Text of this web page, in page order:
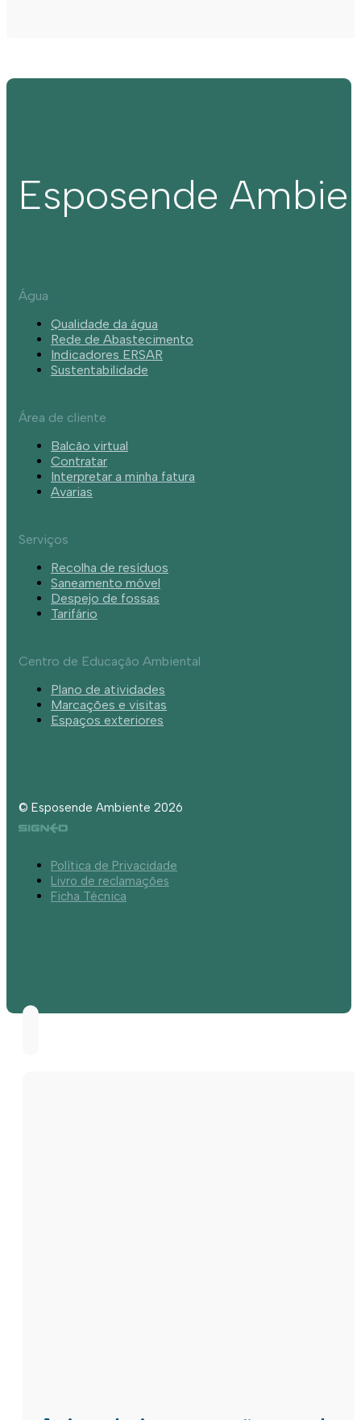
Esposende
Água
Qualidade da água
Rede de Abastecimento
Indicadores ERSAR
Sustentabilidade
Área de cliente
Balcão virtual
Contratar
Interpretar a minha fatura
Avarias
Serviços
Recolha de resíduos
Saneamento móvel
Despejo de fossas
Tarifário
Centro de Educação Ambiental
Plano de atividades
Marcações e visitas
Espaços exteriores
© Esposende Ambiente 2026
Política de Privacidade
Livro de reclamações
Ficha Técnica